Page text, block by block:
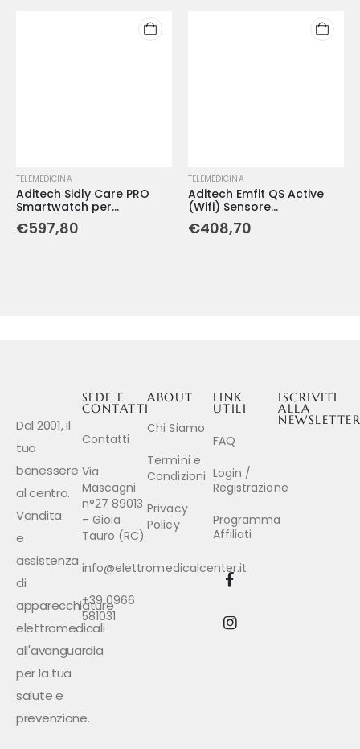
TELEMEDICINA
Aditech Sidly Care PRO
Smartwatch per
Telemedicina con GPS e
Rilevamento Cadute
€597,80
TELEMEDICINA
Aditech Emfit QS Active
(Wifi) Sensore
Monitoraggio Sonno
€408,70
Dal 2001, il
tuo
benessere
al centro.
Vendita
e
assistenza
di
apparecchiature
elettromedicali
all'avanguardia
per la tua
salute e
prevenzione.
LINK
UTILI
FAQ
Login /
Registrazione
Programma
Affiliati
ABOUT
Chi Siamo
Termini e
Condizioni
Privacy
Policy
SEDE E
CONTATTI
Contatti
Via
Mascagni
n°27 89013
– Gioia
Tauro (RC)
info@elettromedicalcenter.it
+39 0966
581031
ISCRIVITI
ALLA